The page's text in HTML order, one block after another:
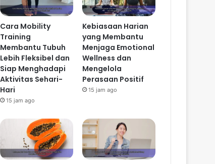
Cara Mobility
Training
Membantu Tubuh
Lebih Fleksibel dan
Siap Menghadapi
Aktivitas Sehari-
Hari
15 jam ago
Kebiasaan Harian
yang Membantu
Menjaga Emotional
Wellness dan
Mengelola
Perasaan Positif
15 jam ago